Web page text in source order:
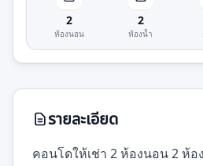
2
ห้องนอน
2
ห้องน้ำ
รายละเอียด
คอนโดให้เช่า 2 ห้องนอน 2 ห้อ